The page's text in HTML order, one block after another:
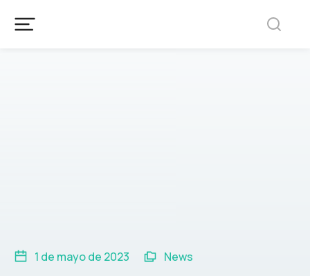
1 de mayo de 2023 News